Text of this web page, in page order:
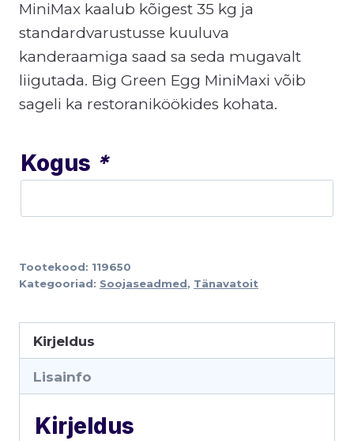
MiniMax kaalub kõigest 35 kg ja
standardvarustusse kuuluva
kanderaamiga saad sa seda mugavalt
liigutada. Big Green Egg MiniMaxi võib
sageli ka restoraniköökides kohata.
Kogus *
Tootekood: 119650
Kategooriad: Soojaseadmed, Tänavatoit
Kirjeldus
Lisainfo
Kirjeldus